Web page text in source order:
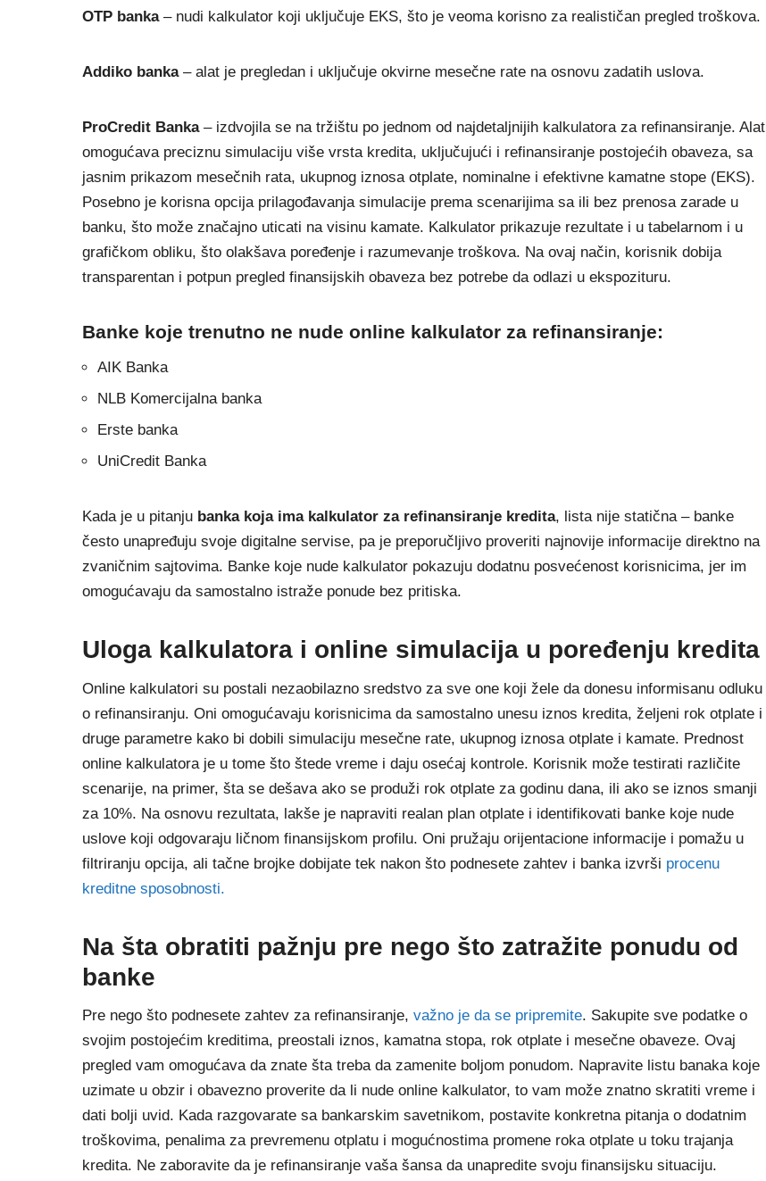
OTP banka– nudi kalkulator koji uključuje EKS, što je veoma korisno za realističan pregled troškova.
Addiko banka– alat je pregledan i uključuje okvirne mesečne rate na osnovu zadatih uslova.
ProCredit Banka– izdvojila se na tržištu po jednom od najdetaljnijih kalkulatora za refinansiranje. Alat
omogućava preciznu simulaciju više vrsta kredita, uključujući i refinansiranje postojećih obaveza, sa
jasnim prikazom mesečnih rata, ukupnog iznosa otplate, nominalne i efektivne kamatne stope (EKS).
Posebno je korisna opcija prilagođavanja simulacije prema scenarijima sa ili bez prenosa zarade u
banku, što može značajno uticati na visinu kamate. Kalkulator prikazuje rezultate i u tabelarnom i u
grafičkom obliku, što olakšava poređenje i razumevanje troškova. Na ovaj način, korisnik dobija
transparentan i potpun pregled finansijskih obaveza bez potrebe da odlazi u ekspozituru.
Banke koje trenutno ne nude online kalkulator za refinansiranje:
AIK Banka
NLB Komercijalna banka
Erste banka
UniCredit Banka
Kada je u pitanju banka koja ima kalkulator za refinansiranje kredita, lista nije statična – banke
često unapređuju svoje digitalne servise, pa je preporučljivo proveriti najnovije informacije direktno na
zvaničnim sajtovima. Banke koje nude kalkulator pokazuju dodatnu posvećenost korisnicima, jer im
omogućavaju da samostalno istraže ponude bez pritiska.
Uloga kalkulatora i online simulacija u poređenju kredita
Online kalkulatori su postali nezaobilazno sredstvo za sve one koji žele da donesu informisanu odluku
o refinansiranju. Oni omogućavaju korisnicima da samostalno unesu iznos kredita, željeni rok otplate i
druge parametre kako bi dobili simulaciju mesečne rate, ukupnog iznosa otplate i kamate. Prednost
online kalkulatora je u tome što štede vreme i daju osećaj kontrole. Korisnik može testirati različite
scenarije, na primer, šta se dešava ako se produži rok otplate za godinu dana, ili ako se iznos smanji
za 10%. Na osnovu rezultata, lakše je napraviti realan plan otplate i identifikovati banke koje nude
uslove koji odgovaraju ličnom finansijskom profilu. Oni pružaju orijentacione informacije i pomažu u
filtriranju opcija, ali tačne brojke dobijate tek nakon što podnesete zahtev i banka izvrši procenu
kreditne sposobnosti.
Na šta obratiti pažnju pre nego što zatražite ponudu od
banke
Pre nego što podnesete zahtev za refinansiranje, važno je da se pripremite. Sakupite sve podatke o
svojim postojećim kreditima, preostali iznos, kamatna stopa, rok otplate i mesečne obaveze. Ovaj
pregled vam omogućava da znate šta treba da zamenite boljom ponudom. Napravite listu banaka koje
uzimate u obzir i obavezno proverite da li nude online kalkulator, to vam može znatno skratiti vreme i
dati bolji uvid. Kada razgovarate sa bankarskim savetnikom, postavite konkretna pitanja o dodatnim
troškovima, penalima za prevremenu otplatu i mogućnostima promene roka otplate u toku trajanja
kredita. Ne zaboravite da je refinansiranje vaša šansa da unapredite svoju finansijsku situaciju.